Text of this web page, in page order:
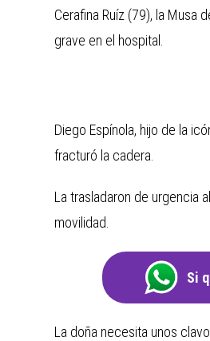
Cerafina Ruíz (79), la Musa
grave en el hospital.
Diego Espínola, hijo de la
fracturó la cadera.
La trasladaron de urgencia
movilidad.
Si
La doña necesita unos